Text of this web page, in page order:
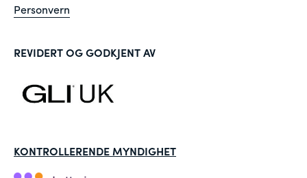
Personvern
REVIDERT OG GODKJENT AV
KONTROLLERENDE MYNDIGHET